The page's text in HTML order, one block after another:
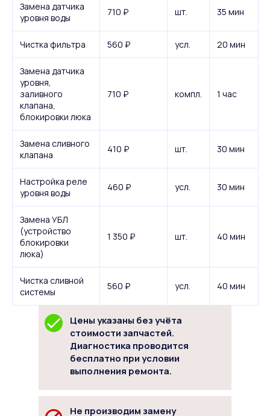
Замена датчика
уровня воды
710 ₽ шт. 35 мин
Чистка фильтра 560 ₽ усл. 20 мин
Замена датчика
уровня,
заливного
клапана,
блокировки люка
710 ₽ компл. 1 час
Замена сливного
клапана
410 ₽ шт. 30 мин
Настройка реле
уровня воды
460 ₽ усл. 30 мин
Замена УБЛ
(устройство
блокировки
люка)
1 350 ₽ шт. 40 мин
Чистка сливной
системы
560 ₽ усл. 40 мин
Не производим замену
Цены указаны без учёта
стоимости запчастей.
Диагностика проводится
бесплатно при условии
выполнения ремонта.